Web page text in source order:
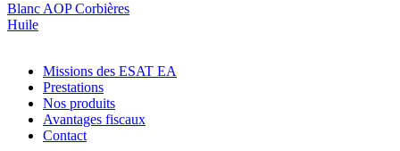
Blanc AOP Corbières
Huile
Missions des ESAT EA
Prestations
Nos produits
Avantages fiscaux
Contact